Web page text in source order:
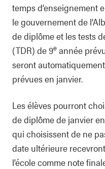
temps d’enseignement
le gouvernement de
de diplôme et les tests
(TDR) de 9e année
seront
prévues en janvier.
Les élèves pourront
de diplôme de janvier
qui choisissent de ne
date ultérieure
l’école comme note